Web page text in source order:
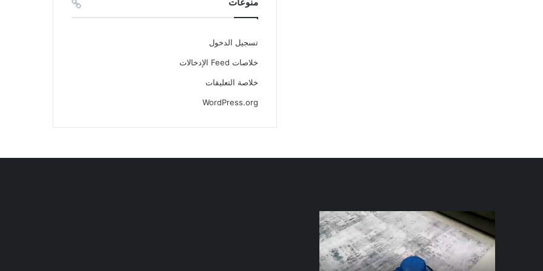
تسجيل الدخول
خلاصات Feed الإدخالات
خلاصة التعليقات
WordPress.org